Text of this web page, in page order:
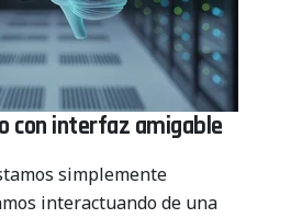
con interfaz amigable
simplemente
interactuando de una